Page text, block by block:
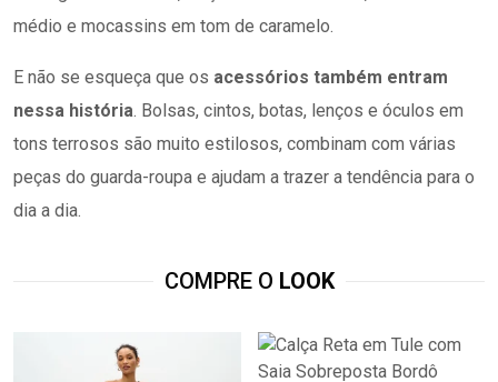
médio e mocassins em tom de caramelo.
E não se esqueça que os acessórios também entram
nessa história . Bolsas, cintos, botas, lenços e óculos em
tons terrosos são muito estilosos, combinam com várias
peças do guarda-roupa e ajudam a trazer a tendência para o
dia a dia.
COMPRE O LOOK